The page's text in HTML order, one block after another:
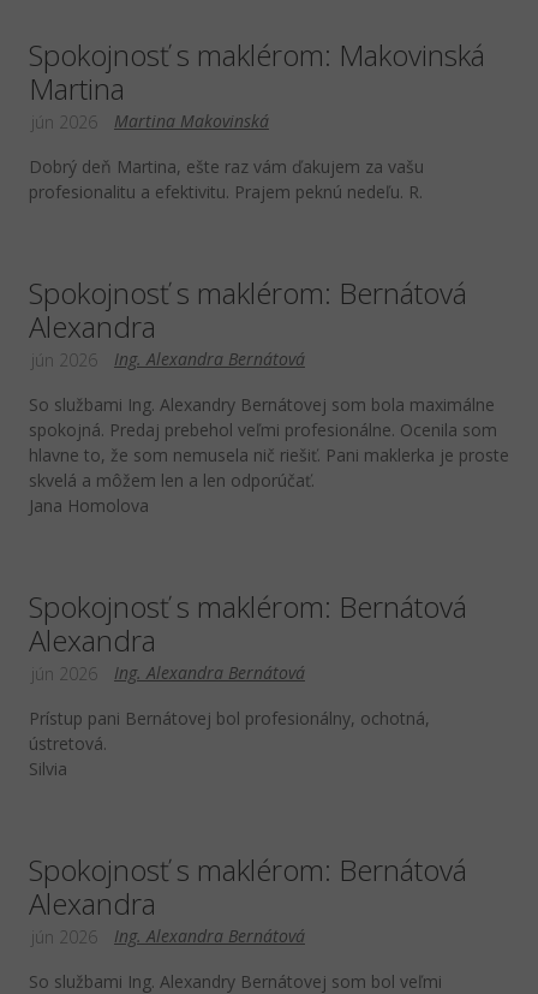
Spokojnosť s maklérom: Makovinská
Martina
Martina Makovinská
jún 2026
Dobrý deň Martina, ešte raz vám ďakujem za vašu
profesionalitu a efektivitu. Prajem peknú nedeľu. R.
Spokojnosť s maklérom: Bernátová
Alexandra
Ing. Alexandra Bernátová
jún 2026
So službami Ing. Alexandry Bernátovej som bola maximálne
spokojná. Predaj prebehol veľmi profesionálne. Ocenila som
hlavne to, že som nemusela nič riešiť. Pani maklerka je proste
skvelá a môžem len a len odporúčať.
Jana Homolova
Spokojnosť s maklérom: Bernátová
Alexandra
Ing. Alexandra Bernátová
jún 2026
Prístup pani Bernátovej bol profesionálny, ochotná,
ústretová.
Silvia
Spokojnosť s maklérom: Bernátová
Alexandra
Ing. Alexandra Bernátová
jún 2026
So službami Ing. Alexandry Bernátovej som bol veľmi